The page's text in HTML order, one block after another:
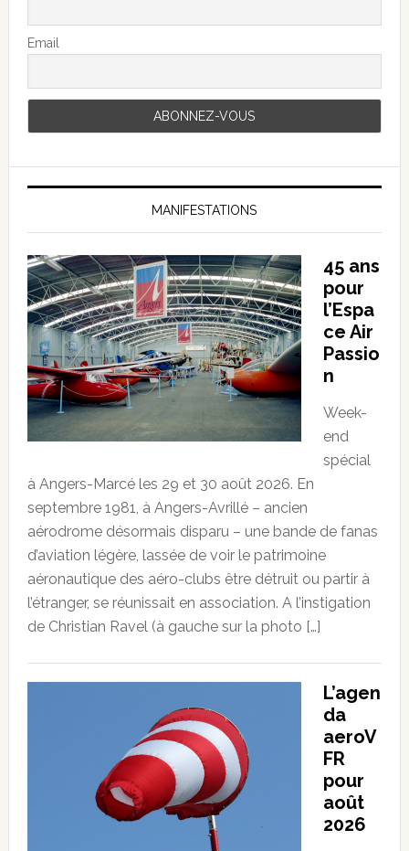
Email
MANIFESTATIONS
45 ans
pour
l’Espa
ce Air
Passio
n
Week-
end
spécial
à Angers-Marcé les 29 et 30 août 2026. En
septembre 1981, à Angers-Avrillé – ancien
aérodrome désormais disparu – une bande de fanas
d’aviation légère, lassée de voir le patrimoine
aéronautique des aéro-clubs être détruit ou partir à
l’étranger, se réunissait en association. A l’instigation
de Christian Ravel (à gauche sur la photo […]
L’agen
da
aeroV
FR
pour
août
2026